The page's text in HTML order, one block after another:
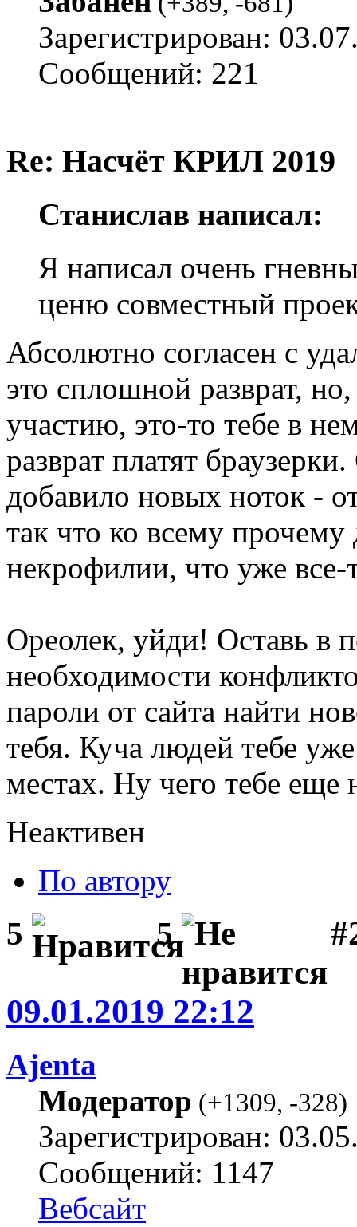
Зарегистрирован:
Сообщений: 221
Re: Насчёт КРИЛ 2019
Станислав написал:
Я написал очень
ценю совместный
Абсолютно согласен с
это сплошной разврат,
участию, это-то тебе в
разврат платят
добавило новых ноток -
так что ко всему
некрофилии, что уже все-
Ореолек, уйди! Оставь в
необходимости
пароли от сайта найти
тебя. Куча людей тебе
местах. Ну чего тебе еще
Неактивен
По автору
5 5
09.01.2019 22:12
Ajenta
Модератор (+1309, -328)
Зарегистрирован:
Сообщений: 1147
Вебсайт